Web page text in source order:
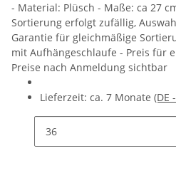
- Material: Plüsch - Maße: ca 27
Sortierung erfolgt zufällig,
Garantie für gleichmäßige
mit Aufhängeschlaufe - Preis für
Preise nach Anmeldung sichtbar
Lieferzeit: ca. 7 Monate (DE